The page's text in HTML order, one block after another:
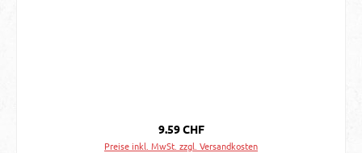
Regulärer Preis:
9.59 CHF
Preise inkl. MwSt. zzgl. Versandkosten